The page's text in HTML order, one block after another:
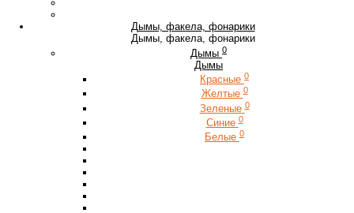
Дымы, факела, фонарики
Дымы, факела, фонарики
Дымы 0
Дымы
Красные 0
Желтые 0
Зеленые 0
Синие 0
Белые 0